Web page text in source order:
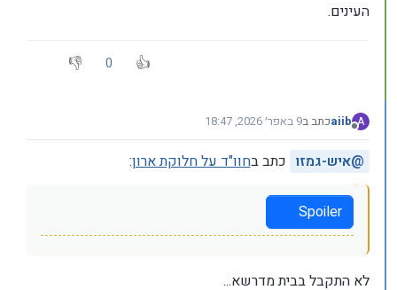
העינים.
0
A
מנותק
aiibכתב ב9 באפר׳ 2026, 18:47
נערך לאחרונה על ידי
@איש-גמזו כתב בחוו"ד על חלוקת ארון:
Spoiler
לא התקבל בבית מדרשא...